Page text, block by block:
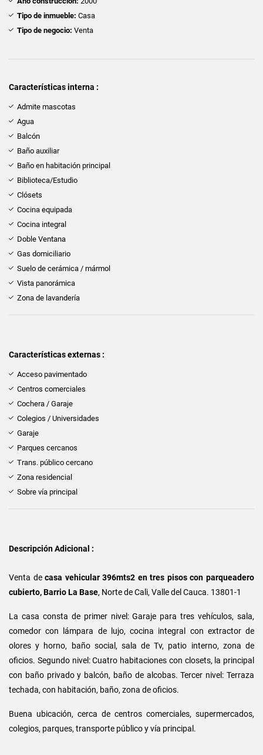
Tipo de inmueble: Casa
Tipo de negocio: Venta
Características interna :
Admite mascotas
Agua
Balcón
Baño auxiliar
Baño en habitación principal
Biblioteca/Estudio
Clósets
Cocina equipada
Cocina integral
Doble Ventana
Gas domiciliario
Suelo de cerámica / mármol
Vista panorámica
Zona de lavandería
Características externas :
Acceso pavimentado
Centros comerciales
Cochera / Garaje
Colegios / Universidades
Garaje
Parques cercanos
Trans. público cercano
Zona residencial
Sobre vía principal
Descripción Adicional :
Venta decasa vehicular 396mts2 en tres pisos con parqueadero
cubierto, Barrio La Base, Norte de Cali, Valle del Cauca. 13801-1
La casa consta de primer nivel: Garaje para tres vehículos, sala,
comedor con lámpara de lujo, cocina integral con extractor de
olores y horno, baño social, sala de Tv, patio interno, zona de
oficios. Segundo nivel: Cuatro habitaciones con closets, la principal
con baño privado y balcón, baño de alcobas. Tercer nivel: Terraza
techada, con habitación, baño, zona de oficios.
Buena ubicación, cerca de centros comerciales, supermercados,
colegios, parques, transporte público y vía principal.